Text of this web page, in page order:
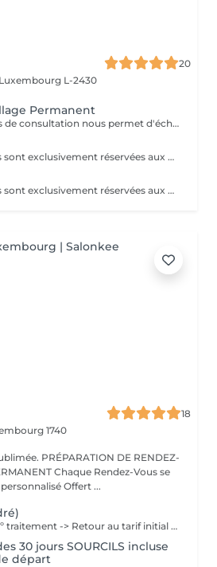
20
Luxembourg L-2430
Permanent
Ce premier rendez-vous de consultation nous permet d'échanger ensemble sur vos attentes, vous expliquer en détails nos techniques de maquillage permanent nouvelle génération et réaliser une simulation au crayon.
Les retouches annuelles sont exclusivement réservées aux clientes ayant fait la création sourcils dans notre centre.
Les retouches annuelles sont exclusivement réservées aux clientes ayant fait la création sourcils dans notre centre.
18
1740
DE RENDEZ-
Rendez-Vous se
Offert ...
À partir de : 12 mois du 1º traitement -> Retour au tarif initial (à voir avec l'artiste selon chaque cas). Chaque cliente repart sublimée: La micropigmentation des sourcils MicroShading est une technique innovante qui permet de recréer des sourcils naturels et réalistes. Nos experts artistiques utilisent des pigments spéciaux pour créer subtilement des micro-points pour les sourcils en MicroShading, donnant l'illusion d'un effet de couleur harmonieuse pour les sourcils avec la technique du MicroShading poudré. Ces méthodes révolutionnaires sont non invasives et offre des résultats impressionnants. Découvrez la micropigmentation MicroShading des sourcils à Luxembourg-gare avec Diana.
30 jours SOURCILS incluse
départ